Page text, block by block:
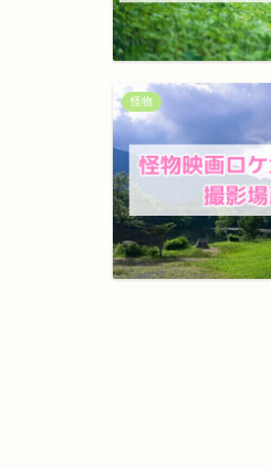
怪物